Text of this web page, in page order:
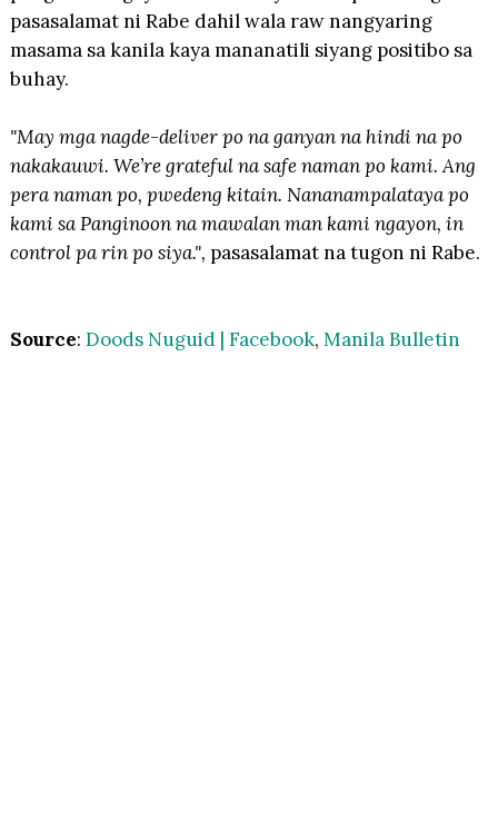
pasasalamat ni Rabe dahil wala raw nangyaring
masama sa kanila kaya mananatili siyang positibo sa
buhay.
"May mga nagde-deliver po na ganyan na hindi na po
nakakauwi. We’re grateful na safe naman po kami. Ang
pera naman po, pwedeng kitain. Nananampalataya po
kami sa Panginoon na mawalan man kami ngayon, in
control pa rin po siya.", pasasalamat na tugon ni Rabe.
Source: Doods Nuguid | Facebook, Manila Bulletin